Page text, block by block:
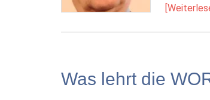
Was lehrt die